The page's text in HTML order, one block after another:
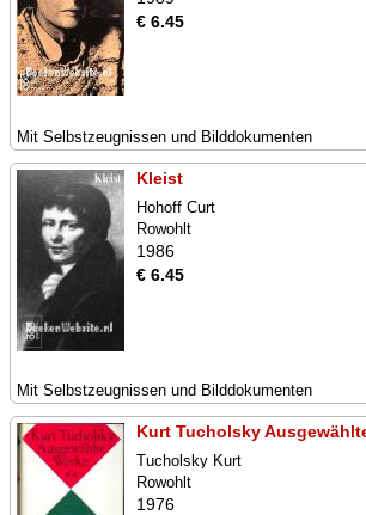
€ 6.45
Mit Selbstzeugnissen und Bilddokumenten
Kleist
Hohoff Curt
Rowohlt
1986
€ 6.45
Mit Selbstzeugnissen und Bilddokumenten
Kurt Tucholsky
Tucholsky Kurt
Rowohlt
1976